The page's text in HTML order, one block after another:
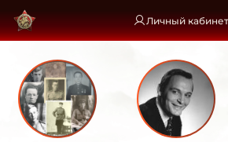
Личный кабинет